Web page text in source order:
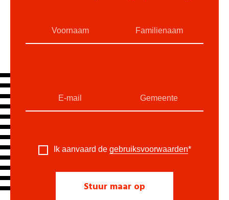
Ik aanvaard de gebruiksvoorwaarden*